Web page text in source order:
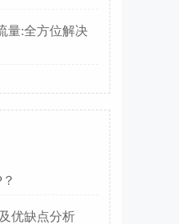
量:全方位解决
优缺点分析